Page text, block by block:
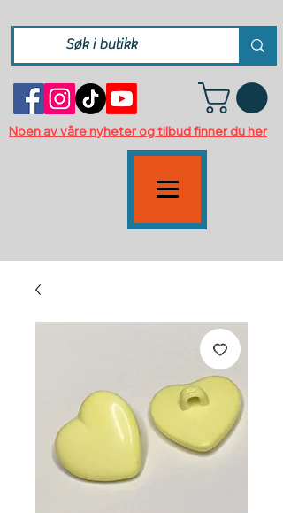
Noen av våre nyheter og tilbud finner du her